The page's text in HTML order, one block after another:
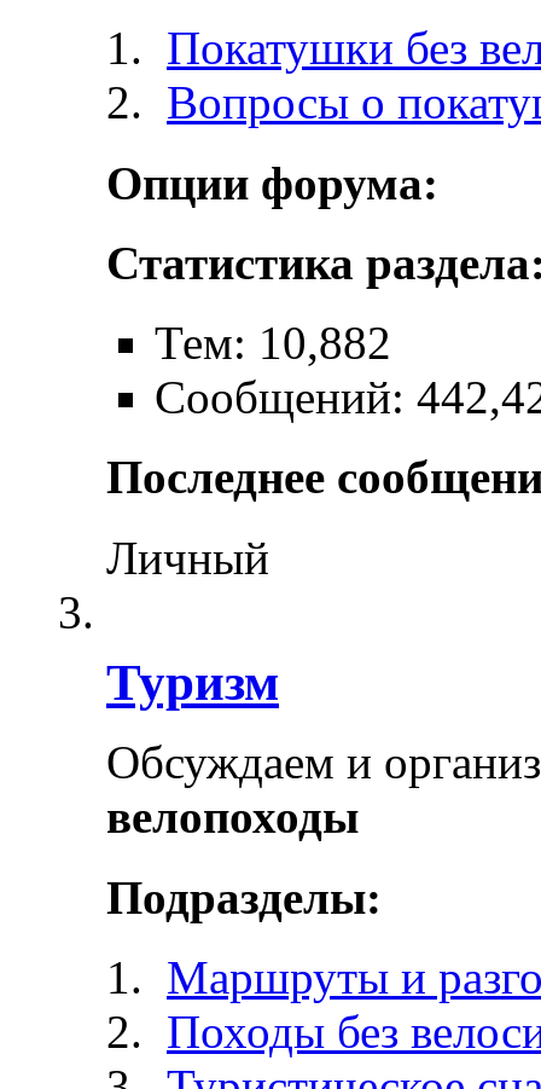
Покатушки без
Вопросы о
Опции форума:
Статистика
Тем: 10,882
Сообщений:
Последнее
Личный
Туризм
Обсуждаем и
велопоходы
Подразделы:
Маршруты и
Походы без